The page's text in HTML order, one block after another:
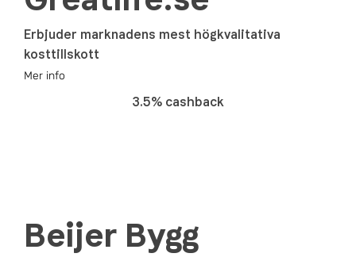
Erbjuder marknadens mest högkvalitativa
kosttillskott
Mer info
3.5% cashback
Beijer Bygg